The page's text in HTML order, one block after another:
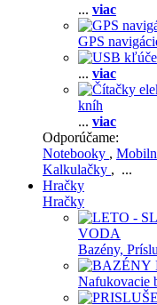
... viac
GPS
... viac
kníh
... viac
Odporúčame:
Notebooky ,
Kalkulačky , ...
Hračky
Hračky
VODA
Bazény,
Nafukovacie